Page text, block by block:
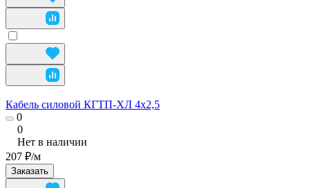
Кабель силовой КГТП-ХЛ 4х2,5
0
0
Нет в наличии
207 ₽/м
Заказать